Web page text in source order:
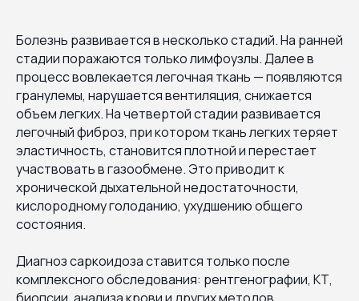
Болезнь развивается в несколько стадий. На ранней
стадии поражаются только лимфоузлы. Далее в
процесс вовлекается легочная ткань — появляются
гранулемы, нарушается вентиляция, снижается
объем легких. На четвертой стадии развивается
легочный фиброз, при котором ткань легких теряет
эластичность, становится плотной и перестает
участвовать в газообмене. Это приводит к
хронической дыхательной недостаточности,
кислородному голоданию, ухудшению общего
состояния.
Диагноз саркоидоза ставится только после
комплексного обследования: рентгенографии, КТ,
биопсии, анализа крови и других методов.